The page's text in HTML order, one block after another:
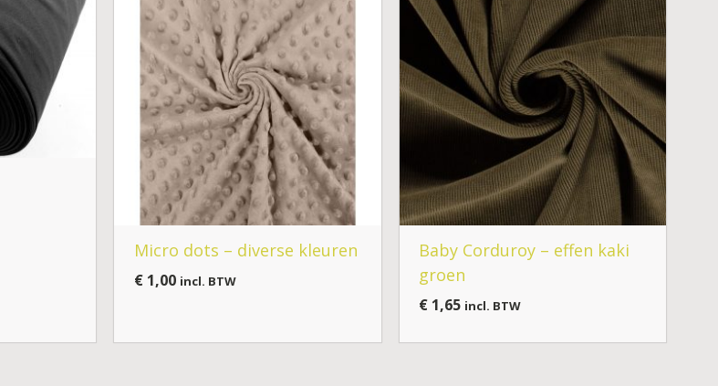
Micro dots – diverse kleuren
€1,00 incl. BTW
Baby Corduroy – effen kaki
groen
€ 1,65 incl. BTW